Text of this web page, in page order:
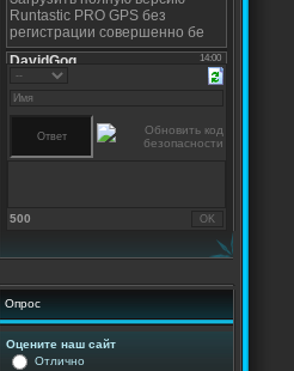
500
Опрос
Оцените наш сайт
Отлично